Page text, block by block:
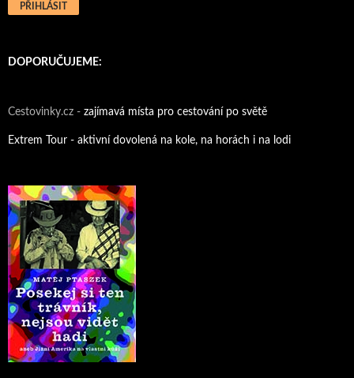
DOPORUČUJEME:
Cestovinky.cz - zajímavá místa pro cestování po světě
Extrem Tour - aktivní dovolená na kole, na horách i na lodi